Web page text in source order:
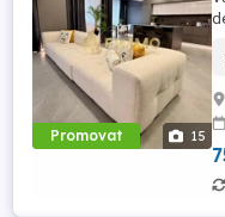
Promovat 15